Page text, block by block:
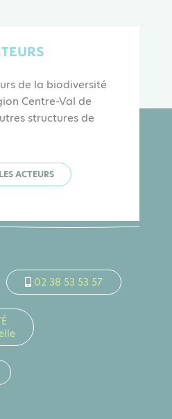
de la biodiversité
Centre-Val de
structures de
ACTEURS
02 38 53 53 57